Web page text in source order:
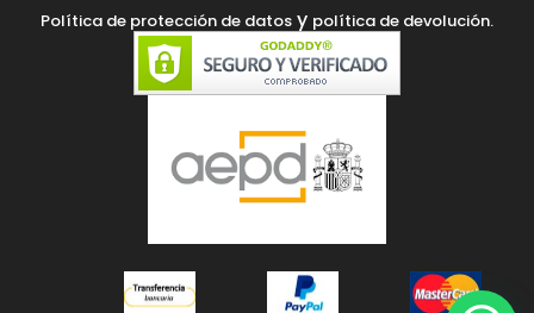
Política de protección de datos y política de devolución.